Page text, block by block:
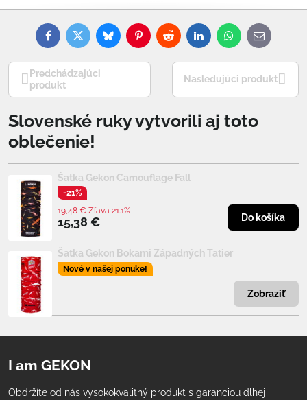
FacebookTwitterBlueskyPinterestRedditLinkedInWhatsApp
E-
mail
Predchádzajúci
produkt
Nasledujúci produkt
Slovenské ruky vytvorili aj toto
oblečenie!
Šatka Gekon Camouflage Fall
-21%
15,38 €
19,48 € Zľava 21.1%
Do košíka
Šatka Gekon Bokami Západných Tatier
Nové v našej ponuke!
Zobraziť
I am GEKON
Obdržíte od nás vysokokvalitný produkt s garanciou dlhej